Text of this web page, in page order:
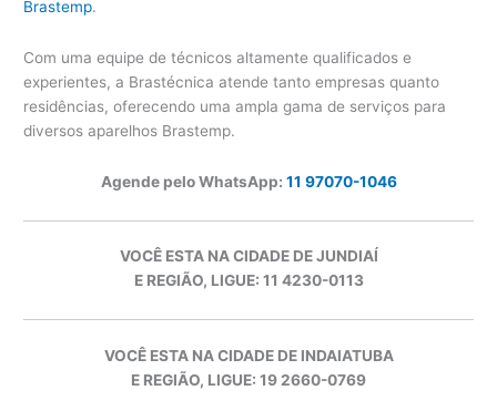
Brastemp.
Com uma equipe de técnicos altamente qualificados e
experientes, a Brastécnica atende tanto empresas quanto
residências, oferecendo uma ampla gama de serviços para
diversos aparelhos Brastemp.
Agende pelo WhatsApp: 11 97070-1046
VOCÊ ESTA NA CIDADE DE JUNDIAÍ
E REGIÃO, LIGUE: 11 4230-0113
VOCÊ ESTA NA CIDADE DE INDAIATUBA
E REGIÃO, LIGUE: 19 2660-0769